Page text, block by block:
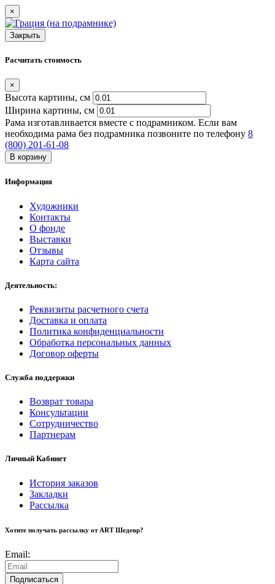
×
Закрыть
Расчитать стоимость
×
Высота картины, см
Ширина картины, cм
Рама изготавливается вместе с подрамником. Если вам
необходима рама без подрамника позвоните по телефону 8
(800) 201-61-08
В корзину
Информация
Художники
Контакты
О фонде
Выставки
Отзывы
Карта сайта
Деятельность:
Реквизиты расчетного счета
Доставка и оплата
Политика конфиденциальности
Обработка персональных данных
Договор оферты
Служба поддержки
Возврат товара
Консультации
Сотрудничество
Партнерам
Личный Кабинет
История заказов
Закладки
Рассылка
Хотите получать рассылку от ART Шедевр?
Email:
Подписаться